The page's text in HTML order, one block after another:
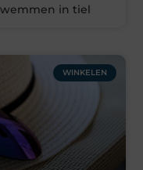
in tiel
WINKELEN